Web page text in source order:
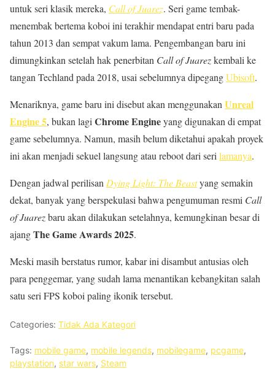
untuk seri klasik mereka, Call of Juarez. Seri game tembak-
menembak bertema koboi ini terakhir mendapat entri baru pada
tahun 2013 dan sempat vakum lama. Pengembangan baru ini
dimungkinkan setelah hak penerbitan Call of Juarezkembali ke
tangan Techland pada 2018, usai sebelumnya dipegangUbisoft.
Menariknya, game baru ini disebut akan menggunakan Unreal
Engine 5, bukan lagi Chrome Engineyang digunakan di empat
game sebelumnya. Namun, masih belum diketahui apakah proyek
ini akan menjadi sekuel langsung atau reboot dari seri lamanya.
Dengan jadwal perilisan Dying Light: The Beastyang semakin
dekat, banyak yang berspekulasi bahwa pengumuman resmi Call
of Juarezbaru akan dilakukan setelahnya, kemungkinan besar di
ajangThe Game Awards 2025.
Meski masih berstatus rumor, kabar ini disambut antusias oleh
para penggemar, yang sudah lama menantikan kebangkitan salah
satu seri FPS koboi paling ikonik tersebut.
Categories: Tidak Ada Kategori
Tags: mobile game, mobile legends, mobilegame, pcgame,
playstation, star wars, Steam